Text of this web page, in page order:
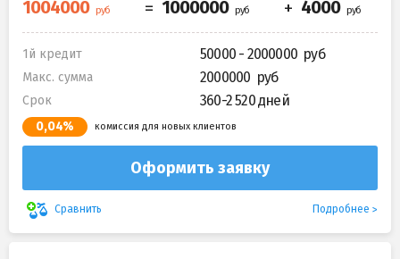
1й кредит 50000 - 2000000
Макс. сумма 2000000
Срок 360-2 520 дней
0,04% комиссия для новых клиентов
Оформить заявку
Сравнить Подробнее